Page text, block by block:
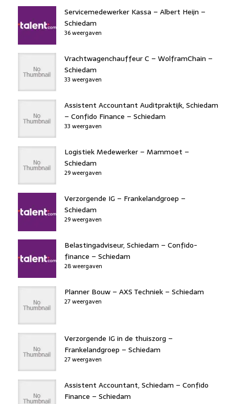
Servicemedewerker Kassa – Albert Heijn –
Schiedam
36 weergaven
Vrachtwagenchauffeur C – WolframChain –
Schiedam
33 weergaven
Assistent Accountant Auditpraktijk, Schiedam
– Confido Finance – Schiedam
33 weergaven
Logistiek Medewerker – Mammoet –
Schiedam
29 weergaven
Verzorgende IG – Frankelandgroep –
Schiedam
29 weergaven
Belastingadviseur, Schiedam – Confido-
finance – Schiedam
28 weergaven
Planner Bouw – AXS Techniek – Schiedam
27 weergaven
Verzorgende IG in de thuiszorg –
Frankelandgroep – Schiedam
27 weergaven
Assistent Accountant, Schiedam – Confido
Finance – Schiedam